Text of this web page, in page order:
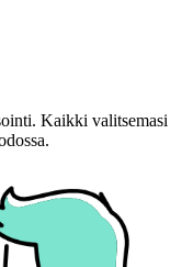
Kaikki valitsemasi